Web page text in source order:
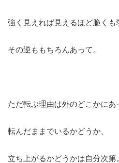
強く見えれば見えるほど脆くも
その逆ももちろんあって。
ただ転ぶ理由は外のどこかにあ
転んだままでいるかどうか、
立ち上がるかどうかは自分次第